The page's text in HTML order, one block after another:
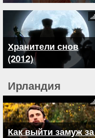
Хранители снов
(2012)
Ирландия
Как выйти замуж